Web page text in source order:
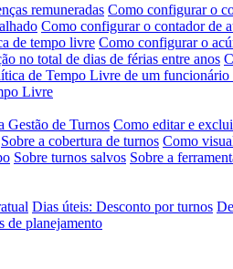
remuneradas Como configurar o
Como configurar o contador de
de tempo livre Como configurar o
no total de dias de férias entre anos
de Tempo Livre de um funcionário
Livre
Gestão de Turnos Como editar e
Sobre a cobertura de turnos Como
Sobre turnos salvos Sobre a
Dias úteis: Desconto por turnos
de planejamento